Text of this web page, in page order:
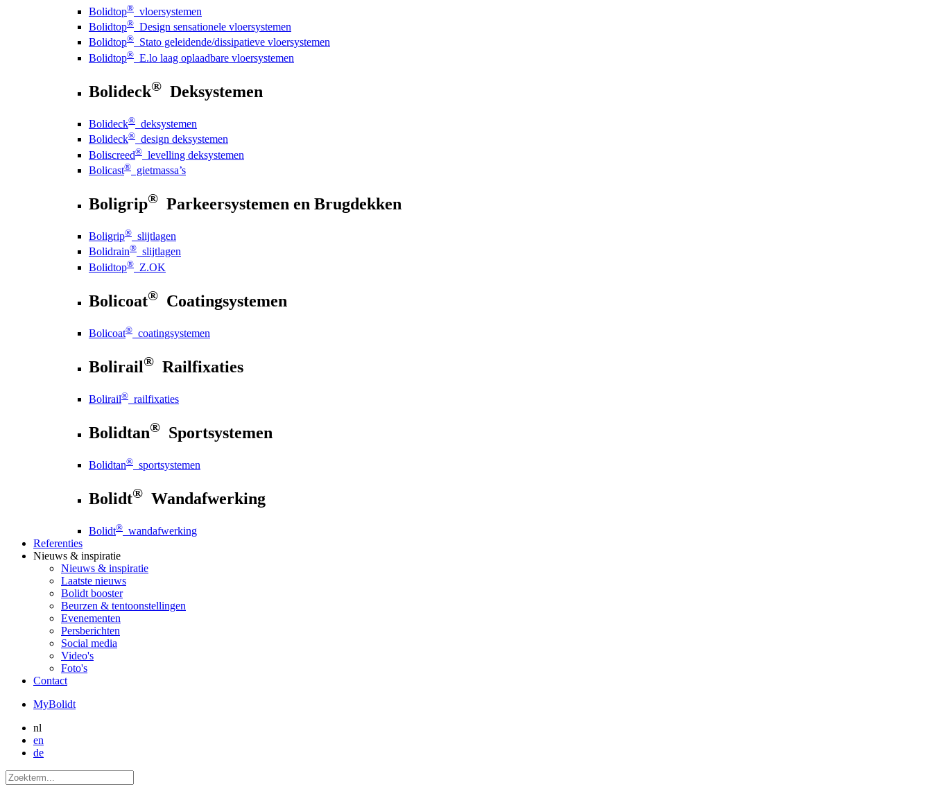
Bolidtop® vloersystemen
Bolidtop® Design sensationele vloersystemen
Bolidtop® Stato geleidende/dissipatieve vloersystemen
Bolidtop® E.lo laag oplaadbare vloersystemen
Bolideck® Deksystemen
Bolideck® deksystemen
Bolideck® design deksystemen
Boliscreed® levelling deksystemen
Bolicast® gietmassa’s
Boligrip® Parkeersystemen en Brugdekken
Boligrip® slijtlagen
Bolidrain® slijtlagen
Bolidtop® Z.OK
Bolicoat® Coatingsystemen
Bolicoat® coatingsystemen
Bolirail® Railfixaties
Bolirail® railfixaties
Bolidtan® Sportsystemen
Bolidtan® sportsystemen
Bolidt® Wandafwerking
Bolidt® wandafwerking
Referenties
Nieuws & inspiratie
Nieuws & inspiratie
Laatste nieuws
Bolidt booster
Beurzen & tentoonstellingen
Evenementen
Persberichten
Social media
Video's
Foto's
Contact
MyBolidt
nl
en
de